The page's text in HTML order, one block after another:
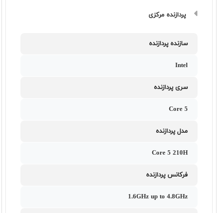
پردازنده مرکزی
سازنده پردازنده
Intel
سری پردازنده
Core 5
مدل پردازنده
Core 5 210H
فرکانس پردازنده
1.6GHz up to 4.8GHz